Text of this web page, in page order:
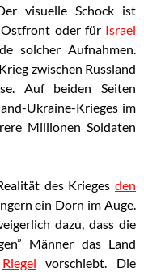
visuelle Schock ist
Ostfront oder für Israel
solcher Aufnahmen.
zwischen Russland
Auf beiden Seiten
Ukraine-Krieges im
Millionen Soldaten
des Krieges den
ein Dorn im Auge.
dazu, dass die
Männer das Land
Riegel vorschiebt. Die